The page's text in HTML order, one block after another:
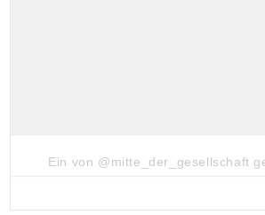
Ein von @mitte_der_gesellschaft